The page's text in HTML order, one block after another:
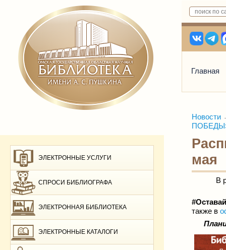
Главная
ЭЛЕКТРОННЫЕ УСЛУГИ
СПРОСИ БИБЛИОГРАФА
ЭЛЕКТРОННАЯ БИБЛИОТЕКА
ЭЛЕКТРОННЫЕ КАТАЛОГИ
Новости
мая
В
также в